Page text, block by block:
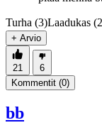
Turha (3)Laadukas
+ Arvio
21
6
Kommentit (0)
bb